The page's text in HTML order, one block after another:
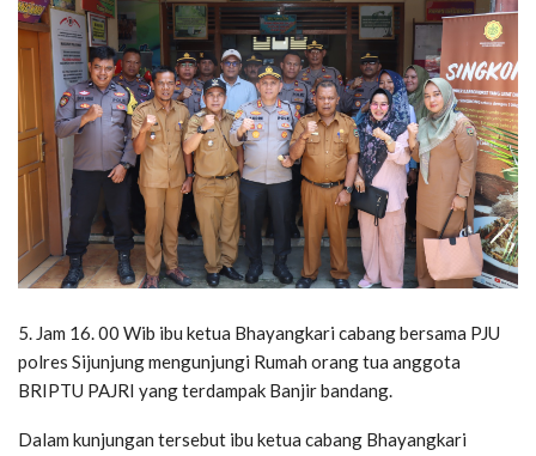
5. Jam 16. 00 Wib ibu ketua Bhayangkari cabang bersama PJU
polres Sijunjung mengunjungi Rumah orang tua anggota
BRIPTU PAJRI yang terdampak Banjir bandang.
Dalam kunjungan tersebut ibu ketua cabang Bhayangkari